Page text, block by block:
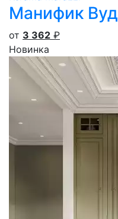
Манифик Вуд
от 3 362 ₽
Новинка